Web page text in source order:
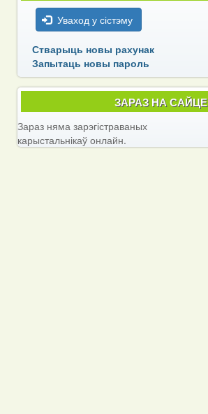
Уваход у сістэму
Стварыць новы рахунак
Запытаць новы пароль
ЗАРАЗ НА САЙЦЕ
Зараз няма зарэгістраваных
карыстальнікаў онлайн.